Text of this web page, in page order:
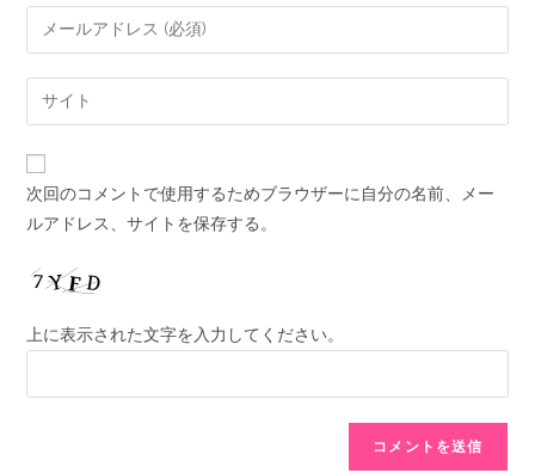
次回のコメントで使用するためブラウザーに自分の名前、メー
ルアドレス、サイトを保存する。
上に表示された文字を入力してください。